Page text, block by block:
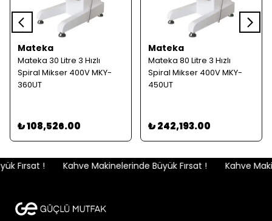
Mateka
Mateka 30 Litre 3 Hızlı
Spiral Mikser 400V MKY-
360UT
₺ 108,526.00
Mateka
Mateka 80 Litre 3 Hızlı
Spiral Mikser 400V MKY-
450UT
₺ 242,193.00
Fırsat ! Kahve Makinelerinde Büyük Fırsat ! Kahve